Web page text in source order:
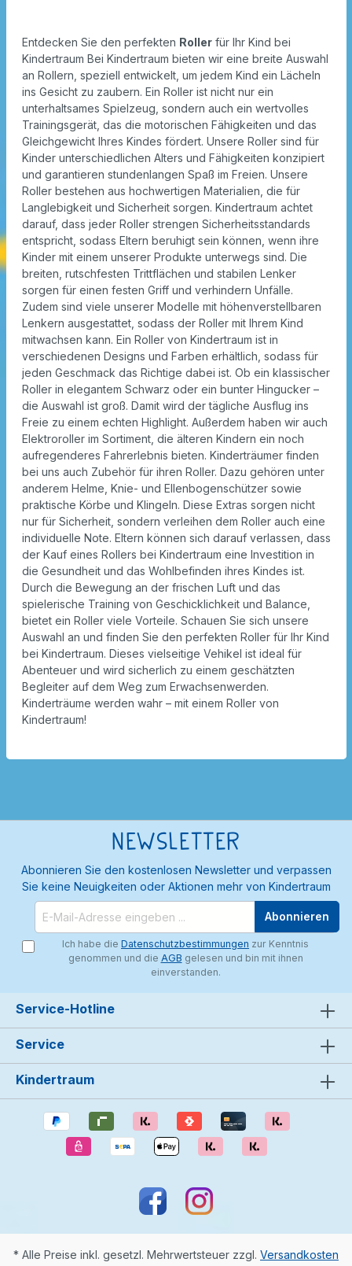
Entdecken Sie den perfekten Rollerfür Ihr Kind bei
Kindertraum Bei Kindertraum bieten wir eine breite Auswahl
an Rollern, speziell entwickelt, um jedem Kind ein Lächeln
ins Gesicht zu zaubern. Ein Roller ist nicht nur ein
unterhaltsames Spielzeug, sondern auch ein wertvolles
Trainingsgerät, das die motorischen Fähigkeiten und das
Gleichgewicht Ihres Kindes fördert. Unsere Roller sind für
Kinder unterschiedlichen Alters und Fähigkeiten konzipiert
und garantieren stundenlangen Spaß im Freien. Unsere
Roller bestehen aus hochwertigen Materialien, die für
Langlebigkeit und Sicherheit sorgen. Kindertraum achtet
darauf, dass jeder Roller strengen Sicherheitsstandards
entspricht, sodass Eltern beruhigt sein können, wenn ihre
Kinder mit einem unserer Produkte unterwegs sind. Die
breiten, rutschfesten Trittflächen und stabilen Lenker
sorgen für einen festen Griff und verhindern Unfälle.
Zudem sind viele unserer Modelle mit höhenverstellbaren
Lenkern ausgestattet, sodass der Roller mit Ihrem Kind
mitwachsen kann. Ein Roller von Kindertraum ist in
verschiedenen Designs und Farben erhältlich, sodass für
jeden Geschmack das Richtige dabei ist. Ob ein klassischer
Roller in elegantem Schwarz oder ein bunter Hingucker –
die Auswahl ist groß. Damit wird der tägliche Ausflug ins
Freie zu einem echten Highlight. Außerdem haben wir auch
Elektroroller im Sortiment, die älteren Kindern ein noch
aufregenderes Fahrerlebnis bieten. Kinderträumer finden
bei uns auch Zubehör für ihren Roller. Dazu gehören unter
anderem Helme, Knie- und Ellenbogenschützer sowie
praktische Körbe und Klingeln. Diese Extras sorgen nicht
nur für Sicherheit, sondern verleihen dem Roller auch eine
individuelle Note. Eltern können sich darauf verlassen, dass
der Kauf eines Rollers bei Kindertraum eine Investition in
die Gesundheit und das Wohlbefinden ihres Kindes ist.
Durch die Bewegung an der frischen Luft und das
spielerische Training von Geschicklichkeit und Balance,
bietet ein Roller viele Vorteile. Schauen Sie sich unsere
Auswahl an und finden Sie den perfekten Roller für Ihr Kind
bei Kindertraum. Dieses vielseitige Vehikel ist ideal für
Abenteuer und wird sicherlich zu einem geschätzten
Begleiter auf dem Weg zum Erwachsenwerden.
Kinderträume werden wahr – mit einem Roller von
Kindertraum!
Newsletter
Abonnieren Sie den kostenlosen Newsletter und verpassen
Sie keine Neuigkeiten oder Aktionen mehr von Kindertraum
Abonnieren
Ich habe die Datenschutzbestimmungen zur Kenntnis
genommen und die AGB gelesen und bin mit ihnen
einverstanden.
Service-Hotline
Service
Kindertraum
* Alle Preise inkl. gesetzl. Mehrwertsteuer zzgl. Versandkosten